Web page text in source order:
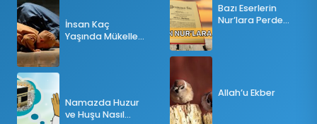
İnsan Kaç
Yaşında Mükellef
Namazda Huzur
ve Huşu Nasıl
Bazı Eserlerin
Nur’lara Perde
Allah’u Ekber